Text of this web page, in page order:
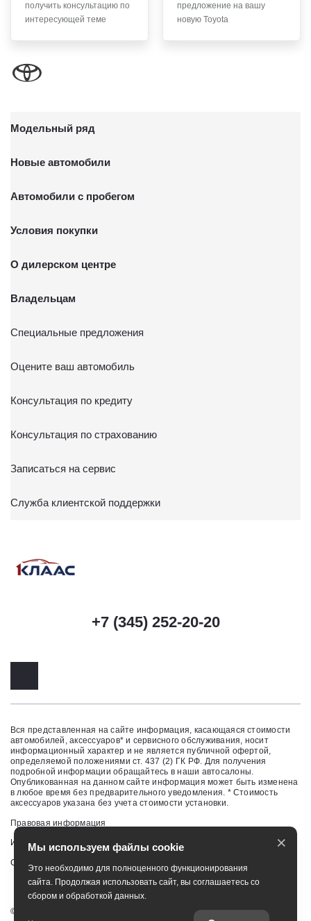
получить консультацию по
интересующей теме
предложение на вашу
новую Toyota
Модельный ряд
Новые автомобили
Автомобили с пробегом
Условия покупки
О дилерском центре
Владельцам
Специальные предложения
Оцените ваш автомобиль
Консультация по кредиту
Консультация по страхованию
Записаться на сервис
Служба клиентской поддержки
+7 (345) 252-20-20
Вся представленная на сайте информация, касающаяся стоимости
автомобилей, аксессуаров* и сервисного обслуживания, носит
информационный характер и не является публичной офертой,
определяемой положениями ст. 437 (2) ГК РФ. Для получения
подробной информации обращайтесь в наши автосалоны.
Опубликованная на данном сайте информация может быть изменена
в любое время без предварительного уведомления. * Стоимость
аксессуаров указана без учета стоимости установки.
Правовая информация
Изменить настройку cookies
Сбросить cookie
©
Мы используем файлы cookie
Это необходимо для полноценного функционирования
сайта. Продолжая использовать сайт, вы соглашаетесь со
сбором и обработкой данных.
×